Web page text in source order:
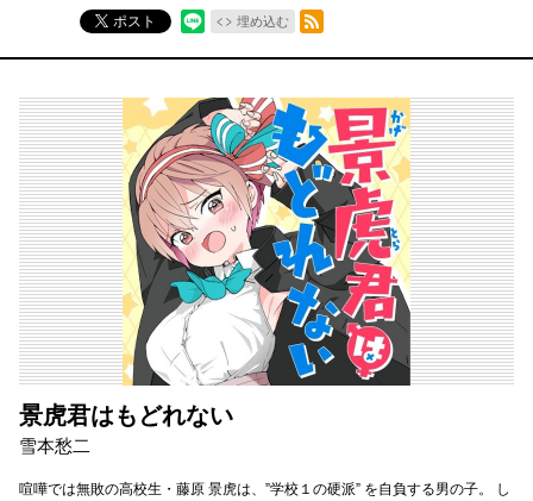
ポスト 埋め込む
RSSフィード
景虎君はもどれない
雪本愁二
喧嘩では無敗の高校生・藤原 景虎は、”学校１の硬派” を自負する男の子。 し